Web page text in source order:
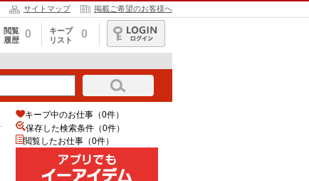
サイトマップ 掲載ご希望のお客様へ
閲覧
履歴
0
キープ
リスト
0
ログイン
キープ中のお仕事（0件）
保存した検索条件（0件）
閲覧したお仕事（0件）